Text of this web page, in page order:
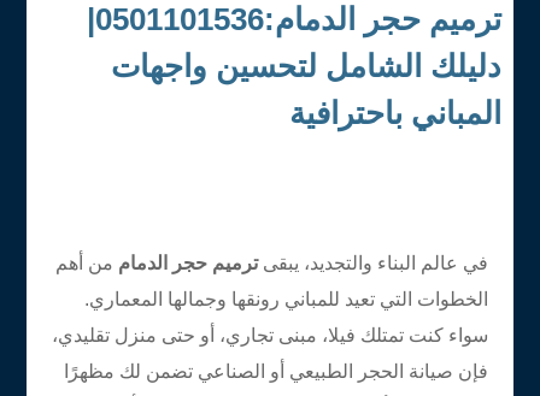
ترميم حجر الدمام:0501101536|
دليلك الشامل لتحسين واجهات
المباني باحترافية
في عالم البناء والتجديد، يبقىترميم حجر الدمام من أهم
الخطوات التي تعيد للمباني رونقها وجمالها المعماري.
سواء كنت تمتلك فيلا، مبنى تجاري، أو حتى منزل تقليدي،
فإن صيانة الحجر الطبيعي أو الصناعي تضمن لك مظهرًا